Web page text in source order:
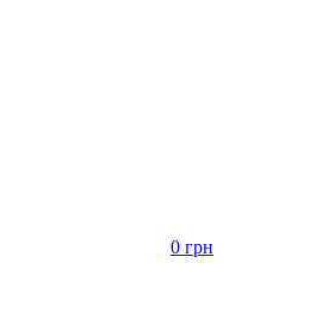
0 грн